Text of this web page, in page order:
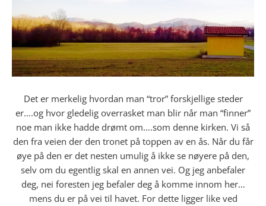
Det er merkelig hvordan man “tror” forskjellige steder
er….og hvor gledelig overrasket man blir når man “finner”
noe man ikke hadde drømt om….som denne kirken. Vi så
den fra veien der den tronet på toppen av en ås. Når du får
øye på den er det nesten umulig å ikke se nøyere på den,
selv om du egentlig skal en annen vei. Og jeg anbefaler
deg, nei foresten jeg befaler deg å komme innom her…
mens du er på vei til havet. For dette ligger like ved